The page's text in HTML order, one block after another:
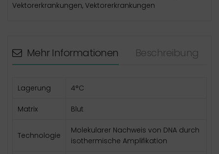
Vektorerkrankungen, Vektorerkrankungen
Mehr Informationen Beschreibung
Lagerung 4°C
Matrix Blut
Technologie
Molekularer Nachweis von DNA durch
isothermische Amplifikation